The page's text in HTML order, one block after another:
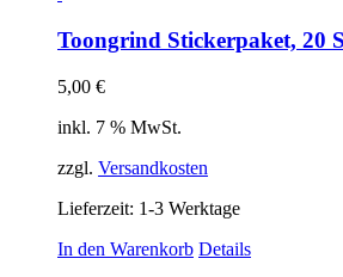
Toongrind Stickerpaket, 20
5,00 €
inkl. 7 % MwSt.
zzgl. Versandkosten
Lieferzeit: 1-3 Werktage
In den Warenkorb Details